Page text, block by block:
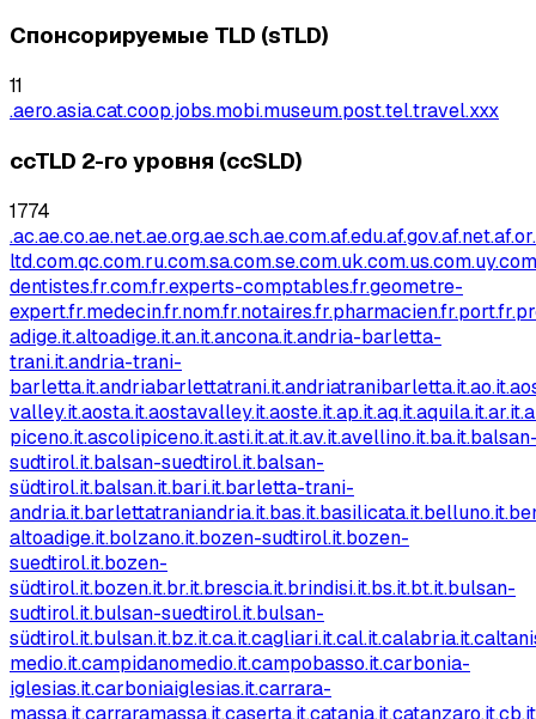
Спонсорируемые TLD (sTLD)
11
.aero.asia.cat.coop.jobs.mobi.museum.post.tel.travel.xxx
ccTLD 2-го уровня (ccSLD)
1774
.ac.ae.co.ae.net.ae.org.ae.sch.ae.com.af.edu.af.gov.af.net.af
ltd.com.qc.com.ru.com.sa.com.se.com.uk.com.us.com.uy.com
dentistes.fr.com.fr.experts-comptables.fr.geometre-
expert.fr.medecin.fr.nom.fr.notaires.fr.pharmacien.fr.port.fr
adige.it.altoadige.it.an.it.ancona.it.andria-barletta-
trani.it.andria-trani-
barletta.it.andriabarlettatrani.it.andriatranibarletta.it.ao.it
valley.it.aosta.it.aostavalley.it.aoste.it.ap.it.aq.it.aquila.it.ar.it
piceno.it.ascolipiceno.it.asti.it.at.it.av.it.avellino.it.ba.it
sudtirol.it.balsan-suedtirol.it.balsan-
südtirol.it.balsan.it.bari.it.barletta-trani-
andria.it.barlettatraniandria.it.bas.it.basilicata.it.belluno.it
altoadige.it.bolzano.it.bozen-sudtirol.it.bozen-
suedtirol.it.bozen-
südtirol.it.bozen.it.br.it.brescia.it.brindisi.it.bs.it.bt.it.bulsan-
sudtirol.it.bulsan-suedtirol.it.bulsan-
südtirol.it.bulsan.it.bz.it.ca.it.cagliari.it.cal.it.calabria.it
medio.it.campidanomedio.it.campobasso.it.carbonia-
iglesias.it.carboniaiglesias.it.carrara-
massa.it.carraramassa.it.caserta.it.catania.it.catanzaro.it.cb.it